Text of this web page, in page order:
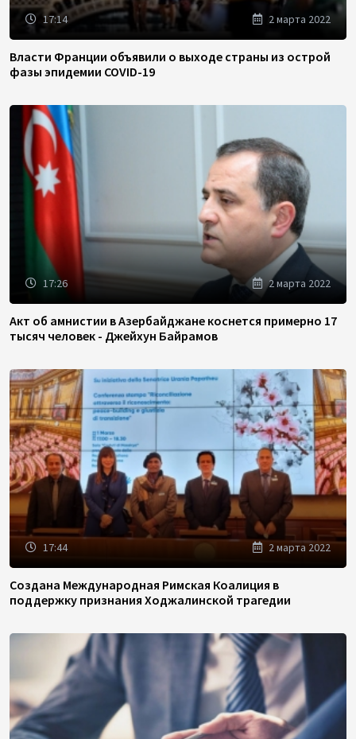
17:14 2 марта 2022
Власти Франции объявили о выходе страны из острой
фазы эпидемии COVID-19
17:26 2 марта 2022
Акт об амнистии в Азербайджане коснется примерно 17
тысяч человек - Джейхун Байрамов
17:44 2 марта 2022
Создана Международная Римская Коалиция в
поддержку признания Ходжалинской трагедии